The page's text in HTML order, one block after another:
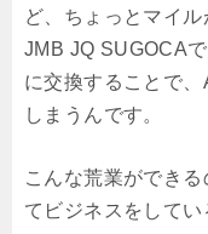
ど、ちょっとマイル
JMB JQ SUGOCA
に交換することで
しまうんです。
こんな荒業ができ
てビジネスをしてい